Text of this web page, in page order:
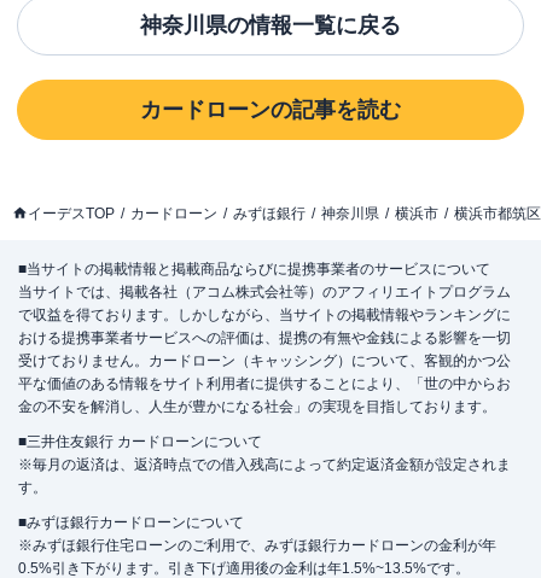
神奈川県の情報一覧に戻る
カードローンの記事を読む
イーデスTOP カードローン みずほ銀行 神奈川県 横浜市 横浜市都筑区
■当サイトの掲載情報と掲載商品ならびに提携事業者のサービスについて
当サイトでは、掲載各社（アコム株式会社等）のアフィリエイトプログラム
で収益を得ております。しかしながら、当サイトの掲載情報やランキングに
おける提携事業者サービスへの評価は、提携の有無や金銭による影響を一切
受けておりません。カードローン（キャッシング）について、客観的かつ公
平な価値のある情報をサイト利用者に提供することにより、「世の中からお
金の不安を解消し、人生が豊かになる社会」の実現を目指しております。
■三井住友銀行 カードローンについて
※毎月の返済は、返済時点での借入残高によって約定返済金額が設定されま
す。
■みずほ銀行カードローンについて
※みずほ銀行住宅ローンのご利用で、みずほ銀行カードローンの金利が年
0.5%引き下がります。引き下げ適用後の金利は年1.5%~13.5%です。